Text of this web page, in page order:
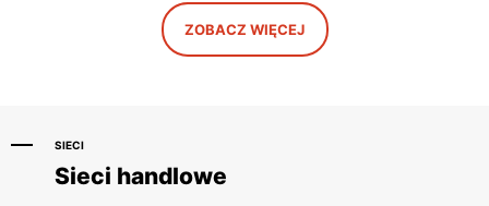
Niebylec, ul. Niebylec 139 Opole, ul. Grudzicka 45
ZOBACZ WIĘCEJ
SIECI
Sieci handlowe